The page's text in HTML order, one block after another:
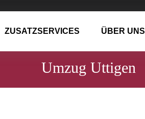
ZUSATZSERVICES ÜBER UNS
Umzug Uttigen